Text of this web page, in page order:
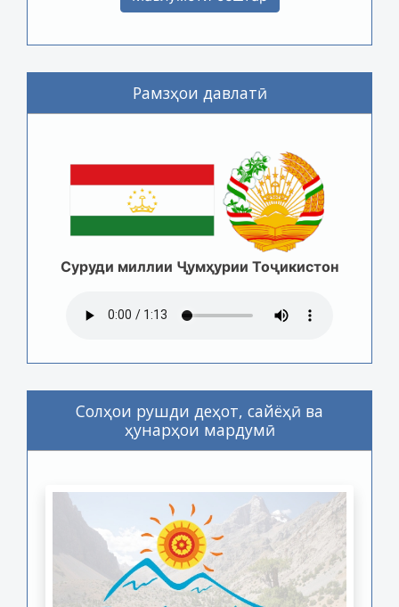
Рамзҳои давлатӣ
Суруди миллии Ҷумҳурии Тоҷикистон
Солҳои рушди деҳот, сайёҳӣ ва
ҳунарҳои мардумӣ